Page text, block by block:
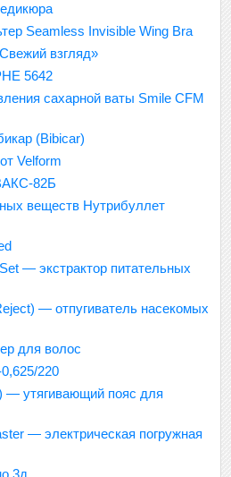
Seamless Invisible Wing Bra
взгляд»
5642
сахарной ваты Smile CFM
(Bibicar)
Velform
82Б
веществ Нутрибуллет
— экстрактор питательных
— отпугиватель насекомых
для волос
220
— утягивающий пояс для
— электрическая погружная